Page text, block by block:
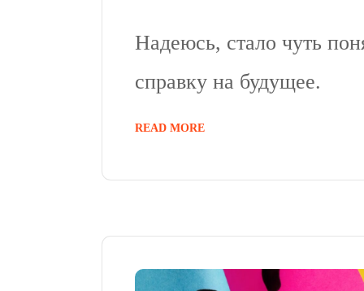
Надеюсь, стало чуть
справку на будущее.
READ MORE